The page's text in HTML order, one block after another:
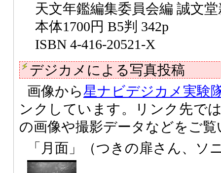
天文年鑑編集委員会編 誠文
本体1700円 B5判 342p
ISBN 4-416-20521-X
デジカメによる写真投稿
画像から星ナビデジカメ実験
ンクしています。リンク先で
の画像や撮影データなどをご
「月面」（つきの扉さん、ソ